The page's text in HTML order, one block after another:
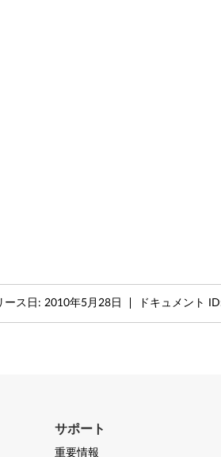
ース日: 2010年5月28日 ドキュメント
サポート
重要情報